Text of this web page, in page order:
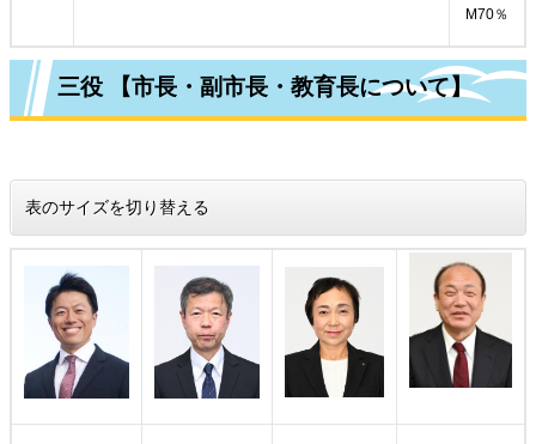
M70％
三役 【市長・副市長・教育長について】
表のサイズを切り替える